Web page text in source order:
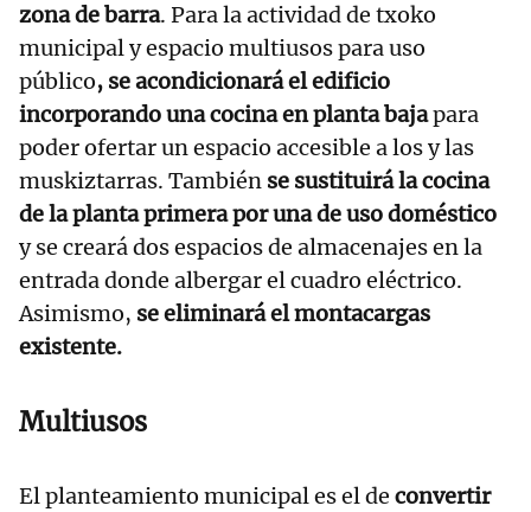
zona de barra. Para la actividad de txoko
municipal y espacio multiusos para uso
público, se acondicionará el edificio
incorporando una cocina en planta bajapara
poder ofertar un espacio accesible a los y las
muskiztarras. También se sustituirá la cocina
de la planta primera por una de uso doméstico
y se creará dos espacios de almacenajes en la
entrada donde albergar el cuadro eléctrico.
Asimismo, se eliminará el montacargas
existente.
Multiusos
El planteamiento municipal es el de convertir